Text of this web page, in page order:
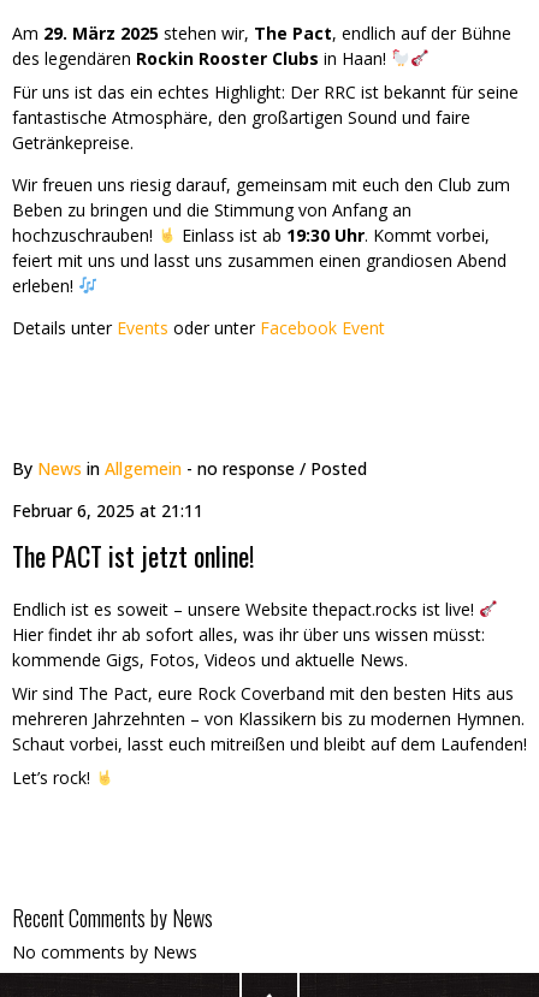
Am 29. März 2025 stehen wir, The Pact, endlich auf der Bühne
des legendären Rockin Rooster Clubs in Haan!
Für uns ist das ein echtes Highlight: Der RRC ist bekannt für seine
fantastische Atmosphäre, den großartigen Sound und faire
Getränkepreise.
Wir freuen uns riesig darauf, gemeinsam mit euch den Club zum
Beben zu bringen und die Stimmung von Anfang an
hochzuschrauben!
Einlass ist ab 19:30 Uhr. Kommt vorbei,
feiert mit uns und lasst uns zusammen einen grandiosen Abend
erleben!
Details unter Events oder unter Facebook Event
By News in Allgemein - no response / Posted
Februar 6, 2025 at 21:11
The PACT ist jetzt online!
Endlich ist es soweit – unsere Website thepact.rocks ist live!
Hier findet ihr ab sofort alles, was ihr über uns wissen müsst:
kommende Gigs, Fotos, Videos und aktuelle News.
Wir sind The Pact, eure Rock Coverband mit den besten Hits aus
mehreren Jahrzehnten – von Klassikern bis zu modernen Hymnen.
Schaut vorbei, lasst euch mitreißen und bleibt auf dem Laufenden!
Let’s rock!
Recent Comments by News
No comments by News